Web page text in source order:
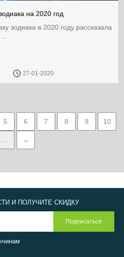
на 2020 год
зодиака в 2020 году рассказала
27-01-2020
5 6 7 8 9 10
→
И ПОЛУЧИТЕ СКИДКУ